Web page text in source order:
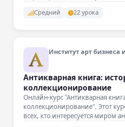
Средний 22 урока
Антикварная книга:
коллекционирование
Онлайн-курс "Антикварная
коллекционирование". Этот
всех, кто интересуется миром